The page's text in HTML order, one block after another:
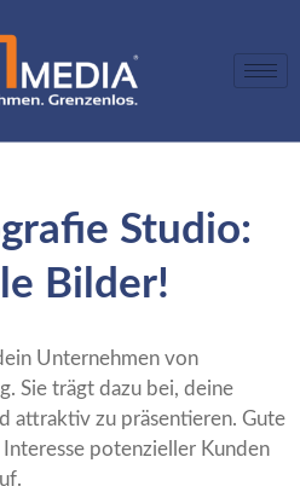
Studio:
Bilder!
Unternehmen von
Sie trägt dazu bei, deine
attraktiv zu präsentieren. Gute
potenzieller Kunden